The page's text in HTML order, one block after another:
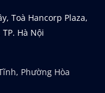
Toà Hancorp Plaza,
Hà Nội
Phường Hòa